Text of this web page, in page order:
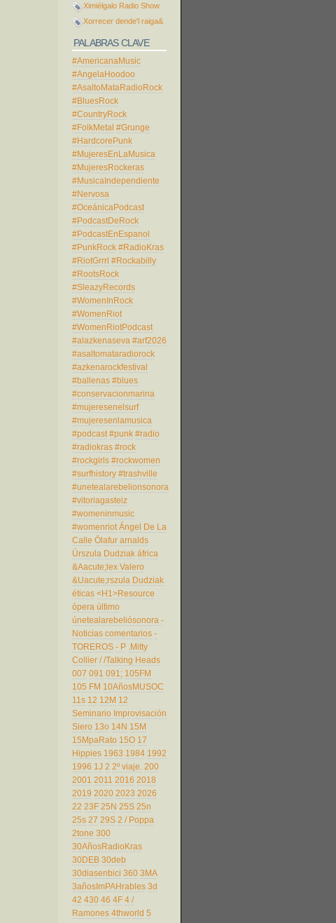
Ximiélgalo Radio Show
Xorrecer dende'l raiga&
PALABRAS CLAVE
#AmericanaMusic
#AngelaHoodoo
#AsaltoMataRadioRock
#BluesRock
#CountryRock
#FolkMetal #Grunge
#HardcorePunk
#MujeresEnLaMusica
#MujeresRockeras
#MusicaIndependiente
#Nervosa
#OceánicaPodcast
#PodcastDeRock
#PodcastEnEspanol
#PunkRock #RadioKras
#RiotGrrrl #Rockabilly
#RootsRock
#SleazyRecords
#WomenInRock
#WomenRiot
#WomenRiotPodcast
#alazkenaseva #arf2026
#asaltomataradiorock
#azkenarockfestival
#ballenas #blues
#conservacionmarina
#mujeresenelsurf
#mujeresenlamusica
#podcast #punk #radio
#radiokras #rock
#rockgirls #rockwomen
#surfhistory #trashville
#unetealarebelionsonora
#vitoriagasteiz
#womeninmusic
#womenriot Ángel De La
Calle Ölafur arnalds
Úrszula Dudziak áfrica
&Aacute;lex Valero
&Uacute;rszula Dudziak
éticas <H1>Resource
ópera último
únetealarebeliósonora -
Noticias comentarios -
TOREROS - P .Mitty
Collier / /Talking Heads
007 091 091; 105FM
105 FM 10AñosMUSOC
11s 12 12M 12
Seminario Improvisación
Siero 13o 14N 15M
15MpaRato 15O 17
Hippies 1963 1984 1992
1996 1J 2 2º viaje. 200
2001 2011 2016 2018
2019 2020 2023 2026
22 23F 25N 25S 25n
25s 27 29S 2 / Poppa
2tone 300
30AñosRadioKras
30DEB 30deb
30diasenbici 360 3MA
3añosImPAHrables 3d
42 430 46 4F 4 /
Ramones 4thworld 5